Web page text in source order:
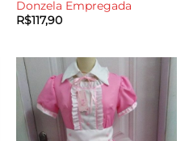
Donzela Empregada
R$117,90